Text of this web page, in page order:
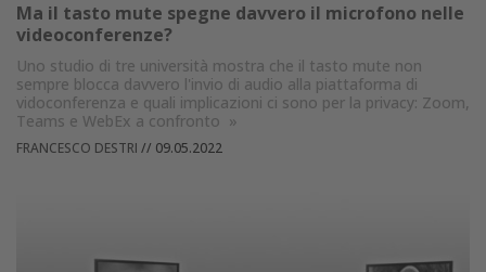
Ma il tasto mute spegne davvero il microfono nelle
videoconferenze?
Uno studio di tre università mostra che il tasto mute non
sempre blocca davvero l'invio di audio alla piattaforma di
vidoconferenza e quali implicazioni ci sono per la privacy: Zoom,
Teams e WebEx a confronto »
FRANCESCO DESTRI // 09.05.2022